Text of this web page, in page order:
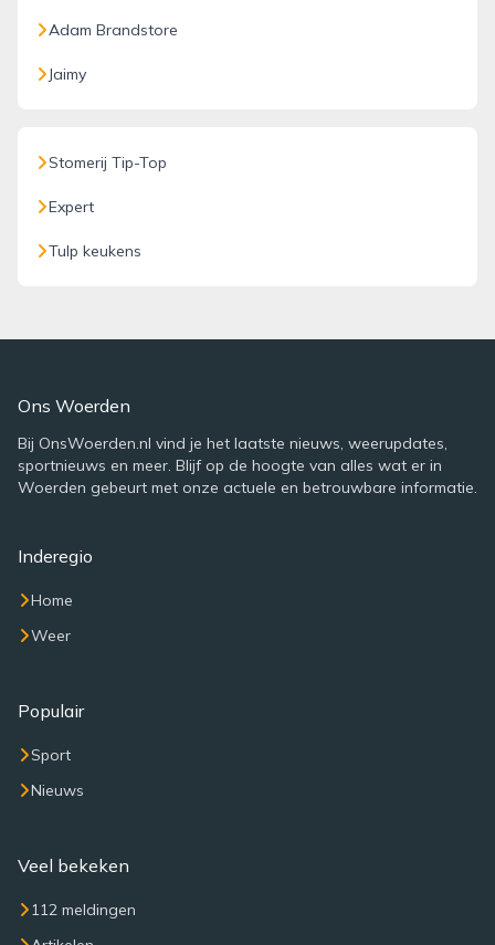
Adam Brandstore
Jaimy
Stomerij Tip-Top
Expert
Tulp keukens
Ons Woerden
Bij OnsWoerden.nl vind je het laatste nieuws, weerupdates,
sportnieuws en meer. Blijf op de hoogte van alles wat er in
Woerden gebeurt met onze actuele en betrouwbare informatie.
Inderegio
Home
Weer
Populair
Sport
Nieuws
Veel bekeken
112 meldingen